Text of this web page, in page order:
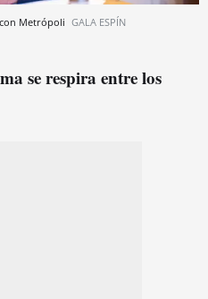
Metrópoli GALA ESPÍN
se respira entre los